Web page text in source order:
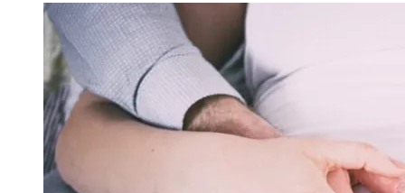
записів